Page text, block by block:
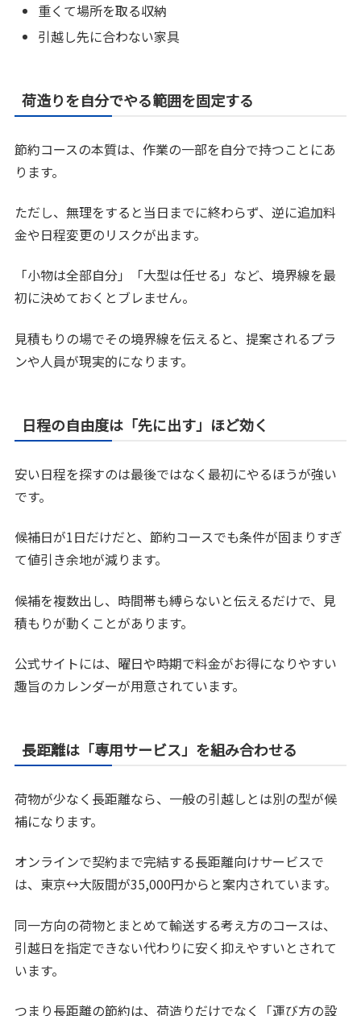
重くて場所を取る収納
引越し先に合わない家具
荷造りを自分でやる範囲を固定する
節約コースの本質は、作業の一部を自分で持つことにあ
ります。
ただし、無理をすると当日までに終わらず、逆に追加料
金や日程変更のリスクが出ます。
「小物は全部自分」「大型は任せる」など、境界線を最
初に決めておくとブレません。
見積もりの場でその境界線を伝えると、提案されるプラ
ンや人員が現実的になります。
日程の自由度は「先に出す」ほど効く
安い日程を探すのは最後ではなく最初にやるほうが強い
です。
候補日が1日だけだと、節約コースでも条件が固まりすぎ
て値引き余地が減ります。
候補を複数出し、時間帯も縛らないと伝えるだけで、見
積もりが動くことがあります。
公式サイトには、曜日や時期で料金がお得になりやすい
趣旨のカレンダーが用意されています。
長距離は「専用サービス」を組み合わせる
荷物が少なく長距離なら、一般の引越しとは別の型が候
補になります。
オンラインで契約まで完結する長距離向けサービスで
は、東京↔大阪間が35,000円からと案内されています。
同一方向の荷物とまとめて輸送する考え方のコースは、
引越日を指定できない代わりに安く抑えやすいとされて
います。
つまり長距離の節約は、荷造りだけでなく「運び方の設